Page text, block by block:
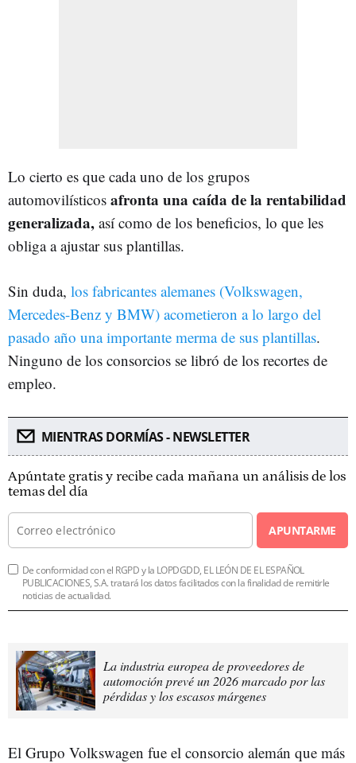
Lo cierto es que cada uno de los grupos
automovilísticos afronta una caída de la rentabilidad
generalizada, así como de los beneficios, lo que les
obliga a ajustar sus plantillas.
Sin duda, los fabricantes alemanes (Volkswagen,
Mercedes-Benz y BMW) acometieron a lo largo del
pasado año una importante merma de sus plantillas.
Ninguno de los consorcios se libró de los recortes de
empleo.
MIENTRAS DORMÍAS - NEWSLETTER
Apúntate gratis y recibe cada mañana un análisis de los
temas del día
APUNTARME
De conformidad con el RGPD y la LOPDGDD, EL LEÓN DE EL ESPAÑOL
PUBLICACIONES, S.A. tratará los datos facilitados con la finalidad de remitirle
noticias de actualidad.
La industria europea de proveedores de
automoción prevé un 2026 marcado por las
pérdidas y los escasos márgenes
El Grupo Volkswagen fue el consorcio alemán que más